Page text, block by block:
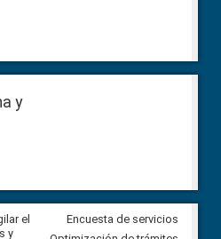
y
el
y
Veeduría Ciudadana para
construcción del asfaltado de
Encuesta de servicios